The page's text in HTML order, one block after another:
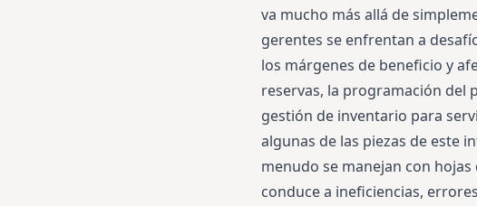
va mucho más allá de
gerentes se enfrentan a
los márgenes de beneficio y
reservas, la programación del
gestión de inventario para
algunas de las piezas de este
menudo se manejan con
conduce a ineficiencias,